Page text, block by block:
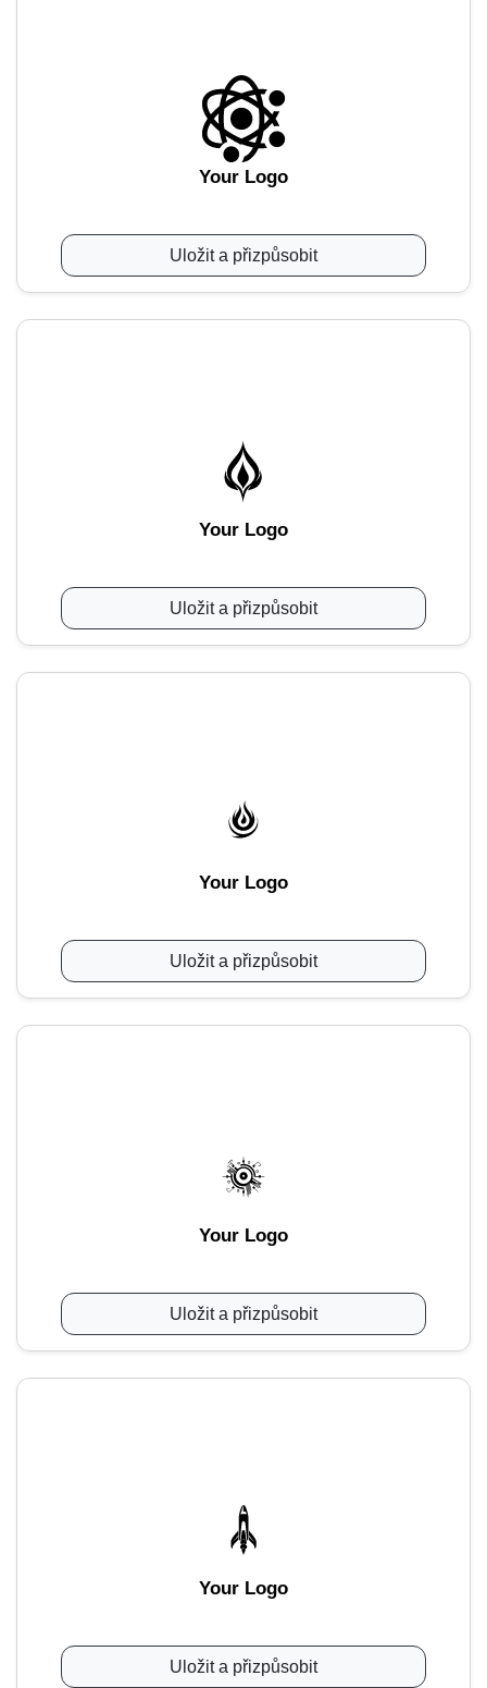
Your Logo
Uložit a přizpůsobit
Your Logo
Uložit a přizpůsobit
Your Logo
Uložit a přizpůsobit
Your Logo
Uložit a přizpůsobit
Your Logo
Uložit a přizpůsobit